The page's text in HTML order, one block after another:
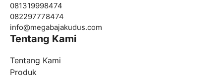
081319998474
082297778474
info@megabajakudus.com
Tentang Kami
Tentang Kami
Produk